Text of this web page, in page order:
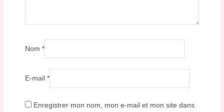
Nom*
E-mail*
Enregistrer mon nom, mon e-mail et mon site dans